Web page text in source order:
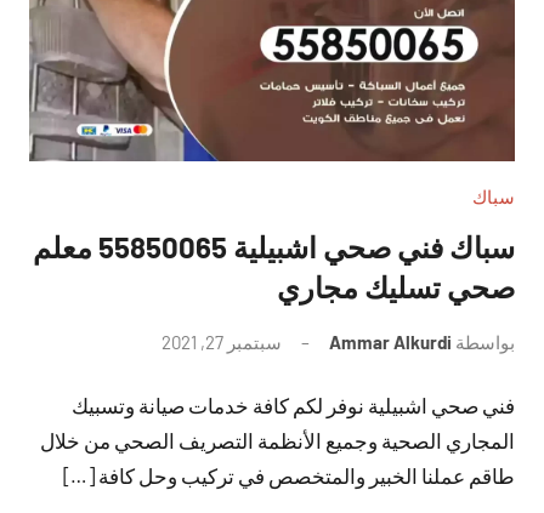
سباك
سباك فني صحي اشبيلية 55850065 معلم
صحي تسليك مجاري
بواسطة Ammar Alkurdi سبتمبر 27, 2021
تعليقات
فني صحي اشبيلية نوفر لكم كافة خدمات صيانة وتسبيك
المجاري الصحية وجميع الأنظمة التصريف الصحي من خلال
طاقم عملنا الخبير والمتخصص في تركيب وحل كافة […]